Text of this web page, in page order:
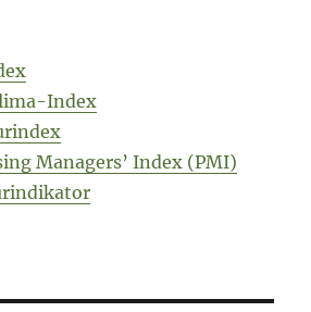
Index
Managers’ Index (PMI)